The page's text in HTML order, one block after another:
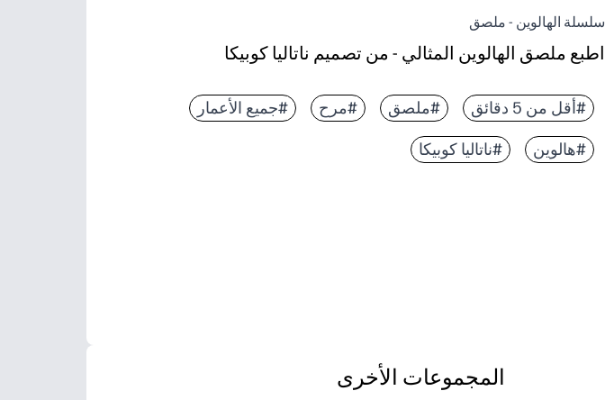
سلسلة الهالوين - ملصق
اطبع ملصق الهالوين المثالي - من تصميم ناتاليا كوبيكا
#أقل من 5 دقائق #ملصق #مرح #جميع الأعمار
#هالوين #ناتاليا كوبيكا
المجموعات الأخرى